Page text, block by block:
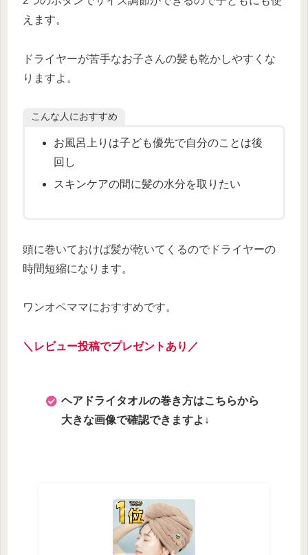
えます。
ドライヤーが苦手なお子さんの髪も乾かしやすくな
りますよ。
こんな人におすすめ
お風呂上りは子ども優先で自分のことは後
回し
スキンケアの間に髪の水分を取りたい
頭に巻いておけば髪が乾いてくるのでドライヤーの
時間短縮になります。
ワンオペママにおすすめです。
＼レビュー投稿でプレゼントあり／
ヘアドライタオルの巻き方はこちらから
大きな画像で確認できますよ↓